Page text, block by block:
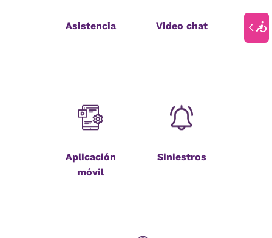
Asistencia Video chat
Aplicación
móvil
Siniestros